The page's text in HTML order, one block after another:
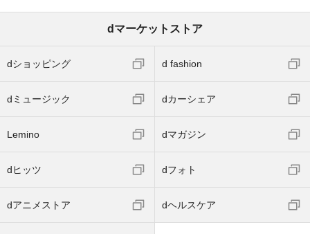
dマーケットストア
dショッピング d fashion
dミュージック dカーシェア
Lemino dマガジン
dヒッツ dフォト
dアニメストア dヘルスケア